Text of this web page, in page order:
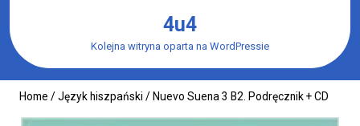
content
4u4
Kolejna witryna oparta na WordPressie
Home /Język hiszpański / Nuevo Suena 3 B2. Podręcznik + CD